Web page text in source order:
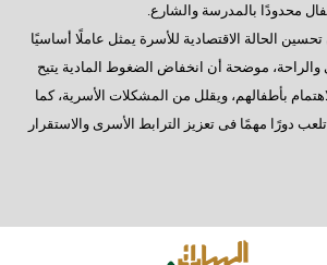
محدودًا بالمدرسة والشارع.
الحالة الاقتصادية للأسرة يمثل عاملًا أساسيًا
والراحة، موضحة أن انخفاض الضغوط المادية يتيح
بأطفالهم، ويقلل من المشكلات الأسرية، كما
دورًا مهمًا فى تعزيز الترابط الأسرى والاستقرار